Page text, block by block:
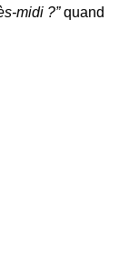
midi ?”quand